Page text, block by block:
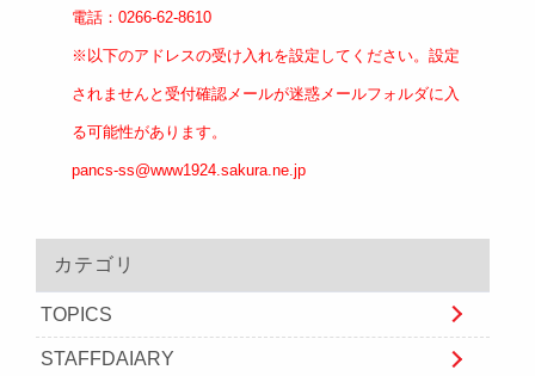
電話：0266-62-8610
※以下のアドレスの受け入れを設定してください。設定
されませんと受付確認メールが迷惑メールフォルダに入
る可能性があります。
pancs-ss@www1924.sakura.ne.jp
カテゴリ
TOPICS
STAFFDAIARY